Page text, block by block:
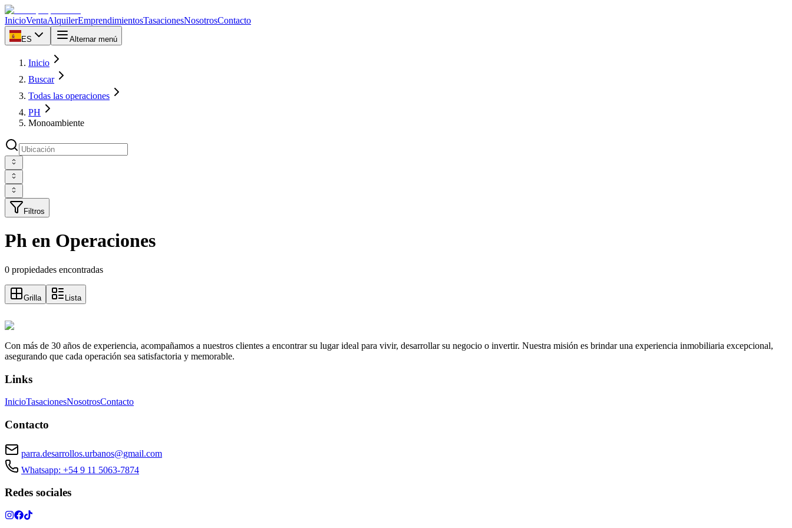
InicioVentaAlquilerEmprendimientosTasacionesNosotrosContacto
ES Alternar menú
Inicio
Buscar
Todas las operaciones
PH
Monoambiente
Filtros
Ph en Operaciones
0 propiedades encontradas
Grilla Lista
Con más de 30 años de experiencia, acompañamos a nuestros clientes a encontrar su lugar ideal para vivir, desarrollar su negocio o invertir. Nuestra misión es brindar una experiencia inmobiliaria excepcional,
asegurando que cada operación sea satisfactoria y memorable.
Links
InicioTasacionesNosotrosContacto
Contacto
parra.desarrollos.urbanos@gmail.com
Whatsapp: +54 9 11 5063-7874
Redes sociales